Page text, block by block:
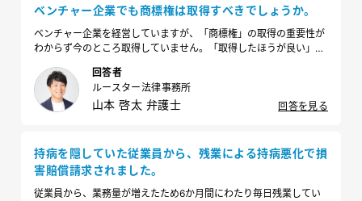
ベンチャー企業でも商標権は取得すべきでしょうか。
ベンチャー企業を経営していますが、「商標権」の取得の重要性が
わからず今のところ取得していません。「取得したほうが良い」と
回答者
ルースター法律事務所
山本 啓太 弁護士 回答を見る
持病を隠していた従業員から、残業による持病悪化で損
害賠償請求されました。
従業員から、業務量が増えたため6か月間にわたり毎日残業してい